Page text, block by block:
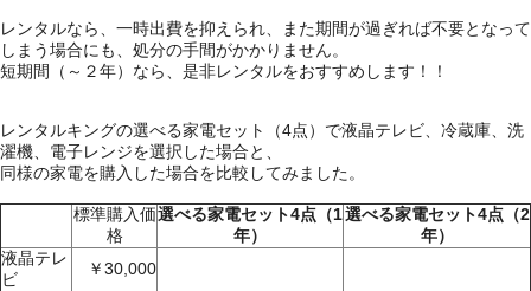
レンタルなら、一時出費を抑えられ、また期間が過ぎれば不要となって
しまう場合にも、処分の手間がかかりません。
短期間（～２年）なら、是非レンタルをおすすめします！！
レンタルキングの選べる家電セット（4点）で液晶テレビ、冷蔵庫、洗
濯機、電子レンジを選択した場合と、
同様の家電を購入した場合を比較してみました。
標準購入価
格
選べる家電セット4点（1
年）
選べる家電セット4点（2
年）
液晶テレ
ビ
￥30,000